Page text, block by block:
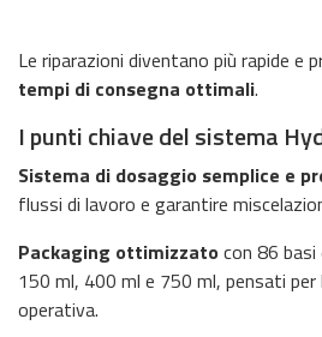
Le riparazioni diventano più rapide e
tempi di consegna ottimali.
I punti chiave del sistema
Sistema di dosaggio semplice e
flussi di lavoro e garantire
Packaging ottimizzato con 86
150 ml, 400 ml e 750 ml, pensati
operativa.